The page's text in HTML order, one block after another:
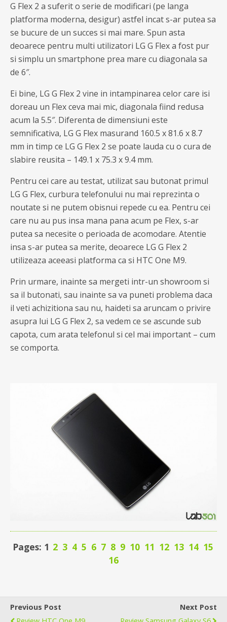
G Flex 2 a suferit o serie de modificari (pe langa
platforma moderna, desigur) astfel incat s-ar putea sa
se bucure de un succes si mai mare. Spun asta
deoarece pentru multi utilizatori LG G Flex a fost pur
si simplu un smartphone prea mare cu diagonala sa
de 6″.
Ei bine, LG G Flex 2 vine in intampinarea celor care isi
doreau un Flex ceva mai mic, diagonala fiind redusa
acum la 5.5″. Diferenta de dimensiuni este
semnificativa, LG G Flex masurand 160.5 x 81.6 x 8.7
mm in timp ce LG G Flex 2 se poate lauda cu o cura de
slabire reusita – 149.1 x 75.3 x 9.4 mm.
Pentru cei care au testat, utilizat sau butonat primul
LG G Flex, curbura telefonului nu mai reprezinta o
noutate si ne putem obisnui repede cu ea. Pentru cei
care nu au pus insa mana pana acum pe Flex, s-ar
putea sa necesite o perioada de acomodare. Atentie
insa s-ar putea sa merite, deoarece LG G Flex 2
utilizeaza aceeasi platforma ca si HTC One M9.
Prin urmare, inainte sa mergeti intr-un showroom si
sa il butonati, sau inainte sa va puneti problema daca
il veti achizitiona sau nu, haideti sa aruncam o privire
asupra lui LG G Flex 2, sa vedem ce se ascunde sub
capota, cum arata telefonul si cel mai important – cum
se comporta.
Pages: 1 2 3 4 5 6 7 8 9 10 11 12 13 14 15
16
Previous Post
Next Post